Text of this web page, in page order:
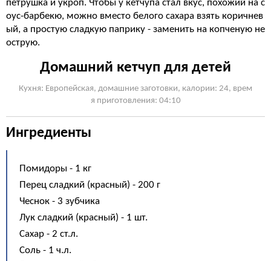
петрушка и укроп. Чтобы у кетчупа стал вкус, похожий на с
оус-барбекю, можно вместо белого сахара взять коричнев
ый, а простую сладкую паприку - заменить на копченую не
острую.
Домашний кетчуп для детей
Кухня: Европейская, домашние заготовки, калории: 24, врем
я приготовления: 04:10
Ингредиенты
Помидоры - 1 кг
Перец сладкий (красный) - 200 г
Чеснок - 3 зубчика
Лук сладкий (красный) - 1 шт.
Сахар - 2 ст.л.
Соль - 1 ч.л.